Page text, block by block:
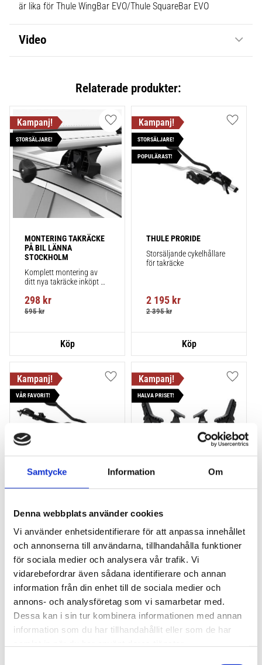
Samtycke Information Om
Denna webbplats använder cookies
Vi använder enhetsidentifierare för att anpassa innehållet
och annonserna till användarna, tillhandahålla funktioner
för sociala medier och analysera vår trafik. Vi
vidarebefordrar även sådana identifierare och annan
information från din enhet till de sociala medier och
annons- och analysföretag som vi samarbetar med.
Dessa kan i sin tur kombinera informationen med annan
information som du har tillhandahållit eller som de har
är lika för Thule WingBar EVO/Thule SquareBar EVO
Video
Relaterade produkter:
MONTERING TAKRÄCKE
PÅ BIL LÄNNA
STOCKHOLM
Komplett montering av
ditt nya takräcke inköpt
montering på din bil.
298 kr
595kr
STORSÄLJARE!
Lägg till i favoriter
THULE PRORIDE
Storsäljande cykelhållare
för takräcke
2 195 kr
2 395kr
STORSÄLJARE!
POPULÄRAST!
Lägg
Storsäljande
takcykelhållare
2 395kr
2 595 kr
VÅR FAVORIT!
Lägg till i favoriter
Horisontell kajakhållare
1 495kr
3 145kr
HALVA PRISET!
Lägg
Lägg till i favoriter
POPULÄRAST!
Lägg